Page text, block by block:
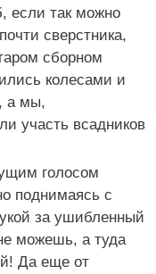
если так можно
сверстника,
сборном
колесами и
а мы,
участь всадников
голосом
поднимаясь с
за ушибленный
можешь, а туда
Да еще от